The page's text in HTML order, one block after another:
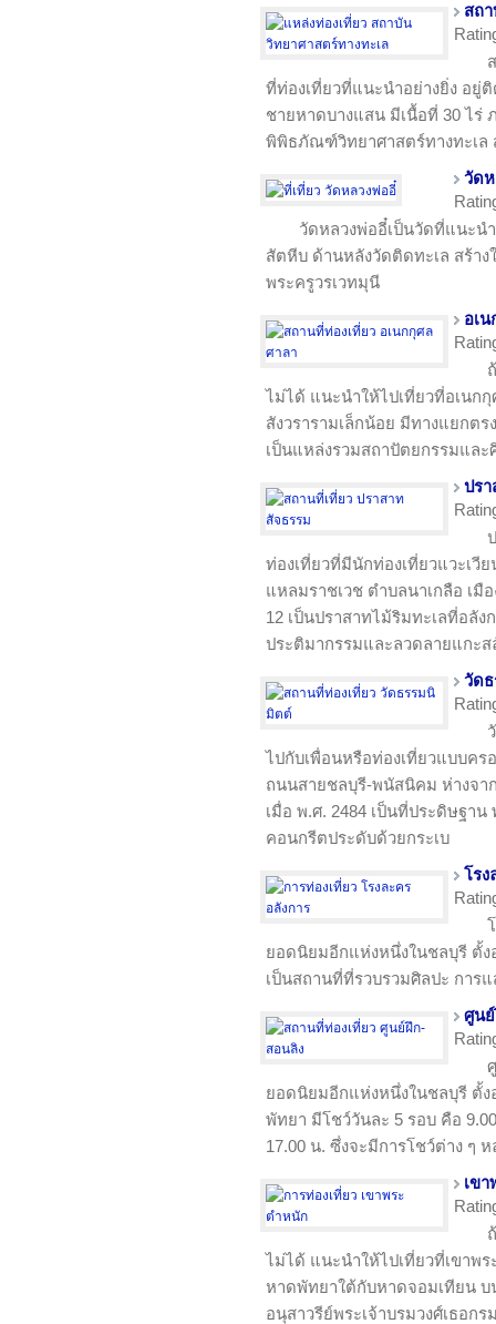
สถ
ที่ท่องเที่ยวที่แนะนำอย่างยิ่ง อยู่
ชายหาดบางแสน มีเนื้อที่ 30 ไร่
พิพิธภัณฑ์วิทยาศาสตร์ทางทะเล
วัด
วัดหลวงพ่ออี๋เป็นวัดที่แนะน
สัตหีบ ด้านหลังวัดติดทะเล สร้า
พระครูวรเวทมุนี
อเ
ไม่ได้ แนะนำให้ไปเที่ยวที่อเนก
สังวรารามเล็กน้อย มีทางแยกตร
เป็นแหล่งรวมสถาปัตยกรรมแล
ปร
ท่องเที่ยวที่มีนักท่องเที่ยวแวะเวี
แหลมราชเวช ตำบลนาเกลือ เมื
12 เป็นปราสาทไม้ริมทะเลที่อลัง
ประติมากรรมและลวดลายแกะส
วัด
ไปกับเพื่อนหรือท่องเที่ยวแบบค
ถนนสายชลบุรี-พนัสนิคม ห่างจา
เมื่อ พ.ศ. 2484 เป็นที่ประดิษฐา
คอนกรีตประดับด้วยกระเบ
โรง
ยอดนิยมอีกแห่งหนึ่งในชลบุรี ตั้
เป็นสถานที่ที่รวบรวมศิลปะ การ
ศูน
ยอดนิยมอีกแห่งหนึ่งในชลบุรี ตั้
พัทยา มีโชว์วันละ 5 รอบ คือ
17.00 น. ซึ่งจะมีการโชว์ต่าง ๆ
เข
ไม่ได้ แนะนำให้ไปเที่ยวที่เขาพ
หาดพัทยาใต้กับหาดจอมเทียน บ
อนุสาวรีย์พระเจ้าบรมวงศ์เธอ